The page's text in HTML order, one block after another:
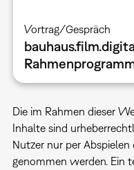
Vortrag/Gespräch
Die im Rahmen dieser
Inhalte sind
Nutzer nur per Abspielen
genommen werden. Ein